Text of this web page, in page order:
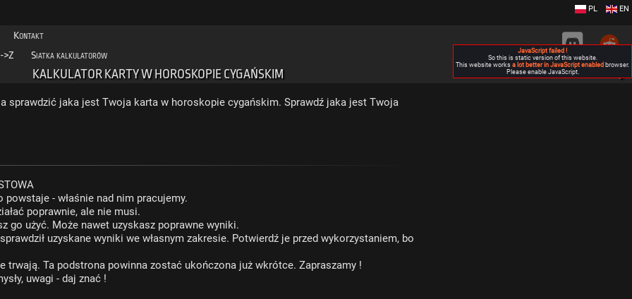
Kontakt
>Z
Siatka kalkulatorów
EN
PL
KALKULATOR KARTY W HOROSKOPIE CYGAŃSKIM
sprawdzić jaka jest Twoja karta w horoskopie cygańskim. Sprawdź jaka jest Twoja
- właśnie nad nim pracujemy.
poprawnie, ale nie musi.
go użyć. Może nawet uzyskasz poprawne wyniki.
uzyskane wyniki we własnym zakresie. Potwierdź je przed wykorzystaniem, bo
trwają. Ta podstrona powinna zostać ukończona już wkrótce. Zapraszamy !
uwagi - daj znać !
JavaScript failed !
So this is static version of this website.
This website works a lot better in JavaScript enabled browser.
Please enable JavaScript.